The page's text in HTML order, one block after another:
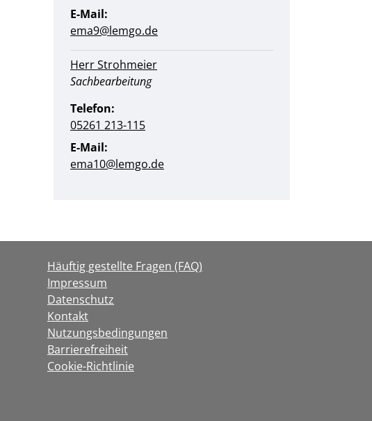
E-Mail:
ema9@lemgo.de
Herr Strohmeier
Position:
Sachbearbeitung
Telefon:
05261 213-115
E-Mail:
ema10@lemgo.de
Häuftig gestellte Fragen (FAQ)
Impressum
Datenschutz
Kontakt
Nutzungsbedingungen
Barrierefreiheit
Cookie-Richtlinie